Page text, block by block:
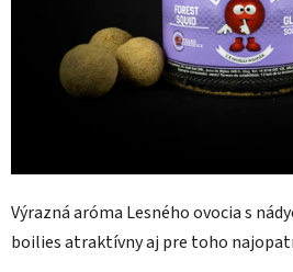
Výrazná aróma Lesného ovocia s
boilies atraktívny aj pre toho